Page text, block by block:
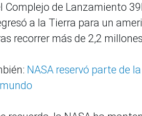
Complejo de Lanzamiento
a la Tierra para un
recorrer más de 2,2
NASA reservó parte de